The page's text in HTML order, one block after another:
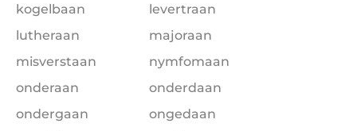
kogelbaan
levertraan
lutheraan
majoraan
misverstaan
nymfomaan
onderaan
onderdaan
ondergaan
ongedaan